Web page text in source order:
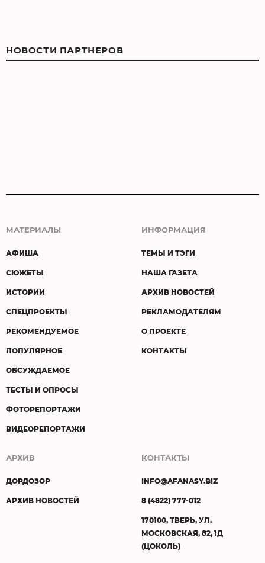
НОВОСТИ ПАРТНЕРОВ
МАТЕРИАЛЫ
АФИША
СЮЖЕТЫ
ИСТОРИИ
СПЕЦПРОЕКТЫ
РЕКОМЕНДУЕМОЕ
ПОПУЛЯРНОЕ
ОБСУЖДАЕМОЕ
ТЕСТЫ И ОПРОСЫ
ФОТОРЕПОРТАЖИ
ВИДЕОРЕПОРТАЖИ
ИНФОРМАЦИЯ
ТЕМЫ И ТЭГИ
НАША ГАЗЕТА
АРХИВ НОВОСТЕЙ
РЕКЛАМОДАТЕЛЯМ
О ПРОЕКТЕ
КОНТАКТЫ
АРХИВ
ДОРДОЗОР
АРХИВ НОВОСТЕЙ
КОНТАКТЫ
INFO@AFANASY.BIZ
8 (4822) 777-012
170100, ТВЕРЬ, УЛ.
МОСКОВСКАЯ, 82, 1Д
(ЦОКОЛЬ)